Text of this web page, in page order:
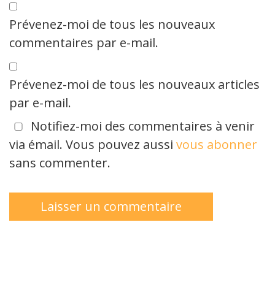
Prévenez-moi de tous les nouveaux
commentaires par e-mail.
Prévenez-moi de tous les nouveaux articles
par e-mail.
Notifiez-moi des commentaires à venir
via émail. Vous pouvez aussi vous abonner
sans commenter.